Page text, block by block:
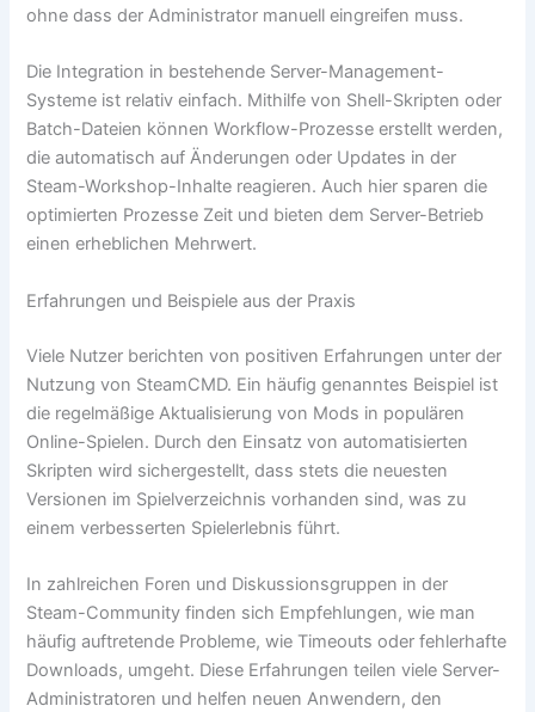
ohne dass der Administrator manuell eingreifen muss.
Die Integration in bestehende Server-Management-
Systeme ist relativ einfach. Mithilfe von Shell-Skripten oder
Batch-Dateien können Workflow-Prozesse erstellt werden,
die automatisch auf Änderungen oder Updates in der
Steam-Workshop-Inhalte reagieren. Auch hier sparen die
optimierten Prozesse Zeit und bieten dem Server-Betrieb
einen erheblichen Mehrwert.
Erfahrungen und Beispiele aus der Praxis
Viele Nutzer berichten von positiven Erfahrungen unter der
Nutzung von SteamCMD. Ein häufig genanntes Beispiel ist
die regelmäßige Aktualisierung von Mods in populären
Online-Spielen. Durch den Einsatz von automatisierten
Skripten wird sichergestellt, dass stets die neuesten
Versionen im Spielverzeichnis vorhanden sind, was zu
einem verbesserten Spielerlebnis führt.
In zahlreichen Foren und Diskussionsgruppen in der
Steam-Community finden sich Empfehlungen, wie man
häufig auftretende Probleme, wie Timeouts oder fehlerhafte
Downloads, umgeht. Diese Erfahrungen teilen viele Server-
Administratoren und helfen neuen Anwendern, den